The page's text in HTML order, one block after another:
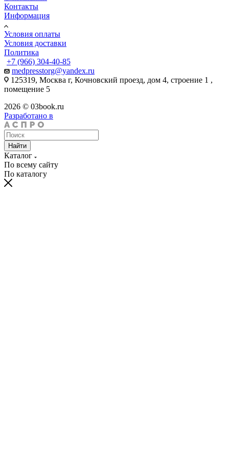
Контакты
Информация
Условия оплаты
Условия доставки
Политика
+7 (966) 304-40-85
medpresstorg@yandex.ru
125319, Москва г, Кочновский проезд, дом 4, строение 1 ,
помещение 5
2026 © 03book.ru
Разработано в
Найти
Каталог
По всему сайту
По каталогу